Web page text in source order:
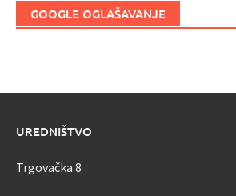
GOOGLE OGLAŠAVANJE
UREDNIŠTVO
Trgovačka 8